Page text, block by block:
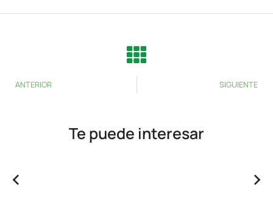
ANTERIOR SIGUIENTE
Te puede interesar